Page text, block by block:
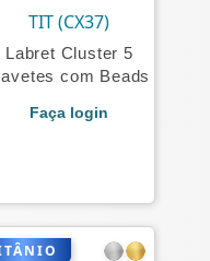
Labret Cluster 5
com Beads
Faça login